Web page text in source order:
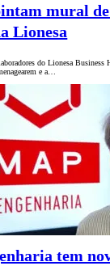
mural de
Lionesa
do Lionesa Business
e a…
tem